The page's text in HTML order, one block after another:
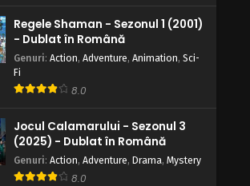
Timon și Pumbaa – Sezonul 1
Episodul 11 – Magi în Pacific / Spre
Uruguay
March, 2025
Timon și Pumbaa – Sezonul 1
Episodul 10 – Marea plecare a /
Legea junglei
Eps 10 - Marea plecare a / Legea junglei -
31 March, 2025
Regele Shaman - Sezonul 1 (2001)
- Dublat în Română
Genuri: Action, Adventure, Animation, Sci-
Fi
8.0
Jocul Calamarului - Sezonul 3
(2025) - Dublat în Română
Genuri: Action, Adventure, Drama, Mystery
8.0